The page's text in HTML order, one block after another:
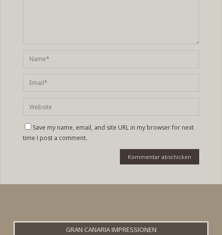
Save my name, email, and site URL in my browser for next
time I post a comment.
GRAN CANARIA IMPRESSIONEN